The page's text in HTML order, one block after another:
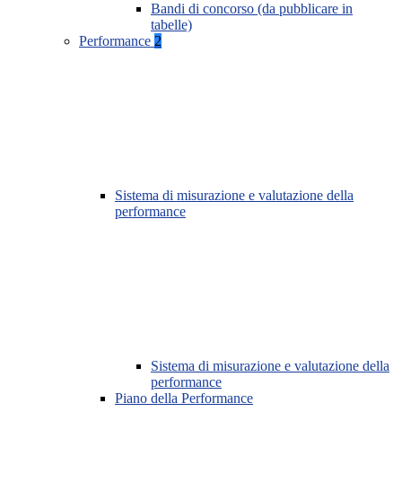
Bandi di concorso (da pubblicare in
tabelle)
Performance 2
Sistema di misurazione e valutazione della
performance
Sistema di misurazione e valutazione della
performance
Piano della Performance